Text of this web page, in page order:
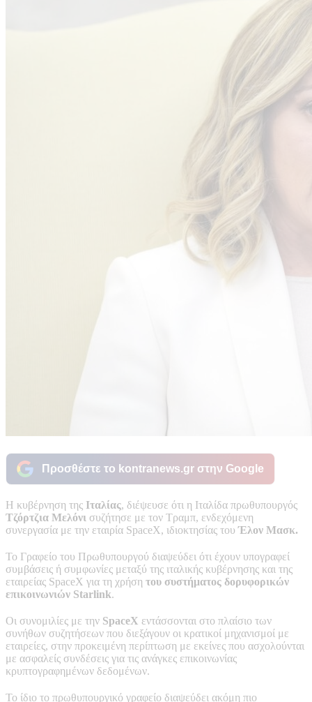
Προσθέστε το kontranews.gr στην Google
Η κυβέρνηση της Ιταλίας, διέψευσε ότι η Ιταλίδα πρωθυπουργός
Τζόρτζια Μελόνι συζήτησε με τον Τραμπ, ενδεχόμενη
συνεργασία με την εταιρία SpaceΧ, ιδιοκτησίας τουΈλον Μασκ.
Το Γραφείο του Πρωθυπουργού διαψεύδει ότι έχουν υπογραφεί
συμβάσεις ή συμφωνίες μεταξύ της ιταλικής κυβέρνησης και της
εταιρείας SpaceX για τη χρήση του συστήματος δορυφορικών
επικοινωνιών Starlink.
Οι συνομιλίες με την SpaceX εντάσσονται στο πλαίσιο των
συνήθων συζητήσεων που διεξάγουν οι κρατικοί μηχανισμοί με
εταιρείες, στην προκειμένη περίπτωση με εκείνες που ασχολούνται
με ασφαλείς συνδέσεις για τις ανάγκες επικοινωνίας
κρυπτογραφημένων δεδομένων.
Το ίδιο το πρωθυπουργικό γραφείο διαψεύδει ακόμη πιο